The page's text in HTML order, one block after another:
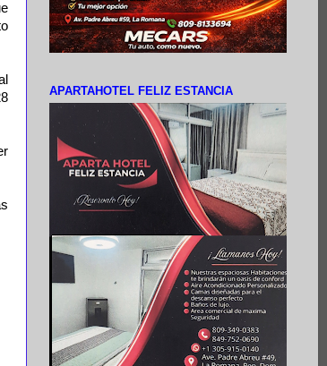
APARTAHOTEL FELIZ ESTANCIA